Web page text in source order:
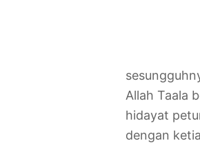
Allah Taala
hidayat
dengan